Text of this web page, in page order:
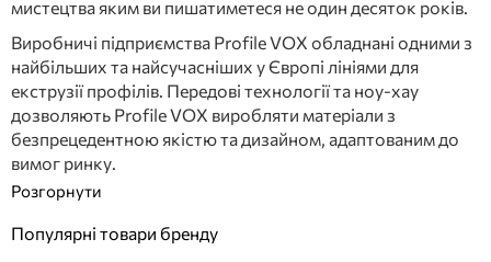
мистецтва яким ви пишатиметеся не один десяток років.
Виробничі підприємства Profile VOX обладнані одними з
найбільших та найсучасніших у Європі лініями для
екструзії профілів. Передові технології та ноу-хау
дозволяють Profile VOX виробляти матеріали з
безпрецедентною якістю та дизайном, адаптованим до
вимог ринку.
Популярні товари бренду